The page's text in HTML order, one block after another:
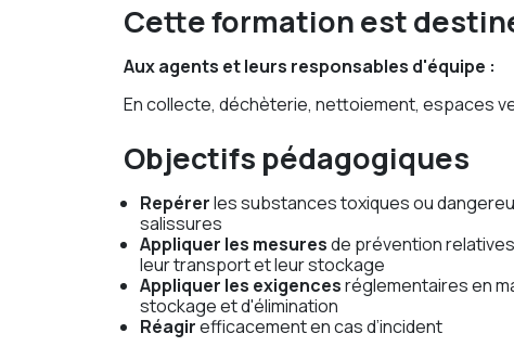
Cette formation est
Aux agents et leurs responsables d'équipe :
En collecte, déchèterie, nettoiement, espaces
Objectifs pédagogiques
Repérerles substances toxiques ou
salissures
Appliquer les mesuresde prévention
leur transport et leur stockage
Appliquer les exigencesréglementaires en
stockage et d'élimination
Réagirefficacement en cas d’incident